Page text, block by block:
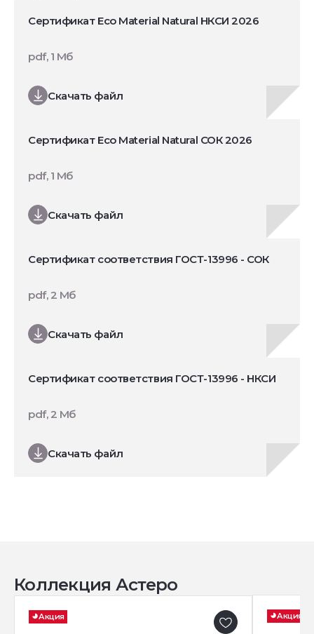
Сертификат Eco Material Natural НКСИ 2026
Скачать файл
pdf, 1 Мб
Сертификат Eco Material Natural СОК 2026
Скачать файл
pdf, 1 Мб
Сертификат соответствия ГОСТ-13996 - СОК
Скачать файл
pdf, 2 Мб
Сертификат соответствия ГОСТ-13996 - НКСИ
Скачать файл
pdf, 2 Мб
Коллекция Астеро
Акция Акция